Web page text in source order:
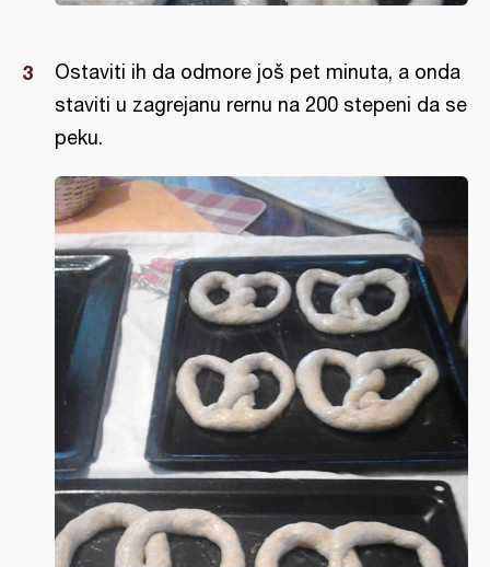
Ostaviti ih da odmore još pet minuta, a onda
staviti u zagrejanu rernu na 200 stepeni da se
peku.